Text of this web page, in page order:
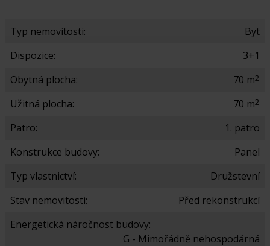
Typ nemovitosti:
Byt
Dispozice:
3+1
Obytná plocha:
70 m2
Užitná plocha: 70 m2
Patro:
1. patro
Konstrukce budovy:
Panel
Typ vlastnictví:
Družstevní
Stav nemovitosti:
Před rekonstrukcí
Energetická náročnost budovy:
G - Mimořádně nehospodárná